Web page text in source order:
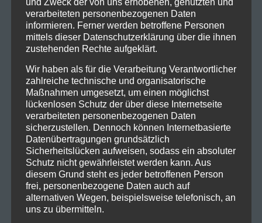
sein!
Infos zum Nürnberger Fegefeuer
Wo?Löwensaal | Schmausenbuckstr. 166, 90480
Nürnberg
Wann?Mittwoch, 01.05.2024 | Einlass: 18:00 Uhr |
Beginn: 19:00 Uhr
Support:Orden Oganund Dominum
Das Konzert am 01.05.2024 ist bereits restlos
ausverkauft. Wer kein Ticket mehr ergattern konnte,
kann jedoch am 30.04.2024 dasZusatzkonzert
besuchen und damit bereits einen Tag vorher in den
Genuss des Fegefeuers kommen. Auch das
verarbeiteten personenbezogenen Daten
informieren. Ferner werden betroffene Personen
mittels dieser Datenschutzerklärung über die ihnen
zustehenden Rechte aufgeklärt.
Wir haben als für die Verarbeitung Verantwortlicher
zahlreiche technische und organisatorische
Maßnahmen umgesetzt, um einen möglichst
lückenlosen Schutz der über diese Internetseite
verarbeiteten personenbezogenen Daten
sicherzustellen. Dennoch können Internetbasierte
Datenübertragungen grundsätzlich
Sicherheitslücken aufweisen, sodass ein absoluter
Schutz nicht gewährleistet werden kann. Aus
diesem Grund steht es jeder betroffenen Person
frei, personenbezogene Daten auch auf
alternativen Wegen, beispielsweise telefonisch, an
uns zu übermitteln.